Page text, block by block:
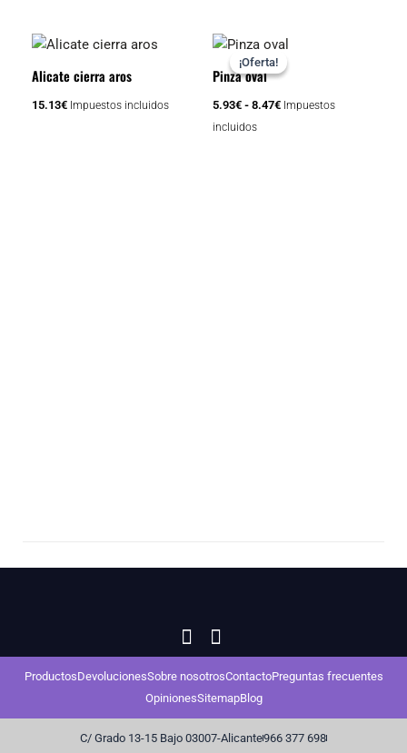
Alicate cierra aros
15.13€ Impuestos incluidos
¡Oferta!
¡Oferta!
Pinza oval
5.93€ - 8.47€
Rango
precios:
5.93€
Impuestos
incluidos
Este
producto
tiene
múltiples
variantes.
ProductosDevolucionesSobre nosotrosContactoPreguntas frecuentes
OpinionesSitemapBlog
C/ Grado 13-15 Bajo 03007-Alicante966 377 698